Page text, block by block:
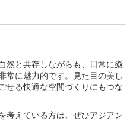
然と共存しながらも、日常に癒
常に魅力的です。見た目の美し
せる快適な空間づくりにもつな
考えている方は、ぜひアジアン